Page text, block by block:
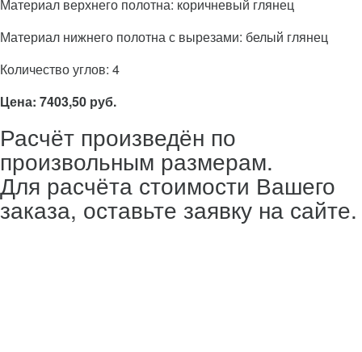
Материал верхнего полотна: коричневый глянец
Материал нижнего полотна с вырезами: белый глянец
Количество углов: 4
Цена: 7403,50 руб.
Расчёт произведён по
произвольным размерам.
Для расчёта стоимости Вашего
заказа, оставьте заявку на сайте.